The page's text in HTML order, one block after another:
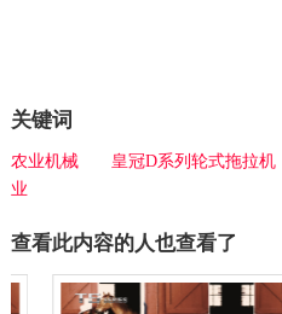
关键词
农业机械 皇冠D系列轮式拖拉机
业
查看此内容的人也查看了